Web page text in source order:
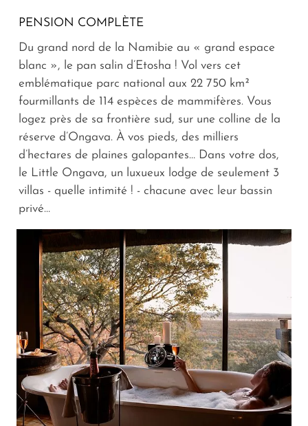
PENSION COMPLÈTE
Du grand nord de la Namibie au « grand espace
blanc », le pan salin d’Etosha ! Vol vers cet
emblématique parc national aux 22 750 km²
fourmillants de 114 espèces de mammifères. Vous
logez près de sa frontière sud, sur une colline de la
réserve d’Ongava. À vos pieds, des milliers
d’hectares de plaines galopantes… Dans votre dos,
le Little Ongava, un luxueux lodge de seulement 3
villas - quelle intimité ! - chacune avec leur bassin
privé…